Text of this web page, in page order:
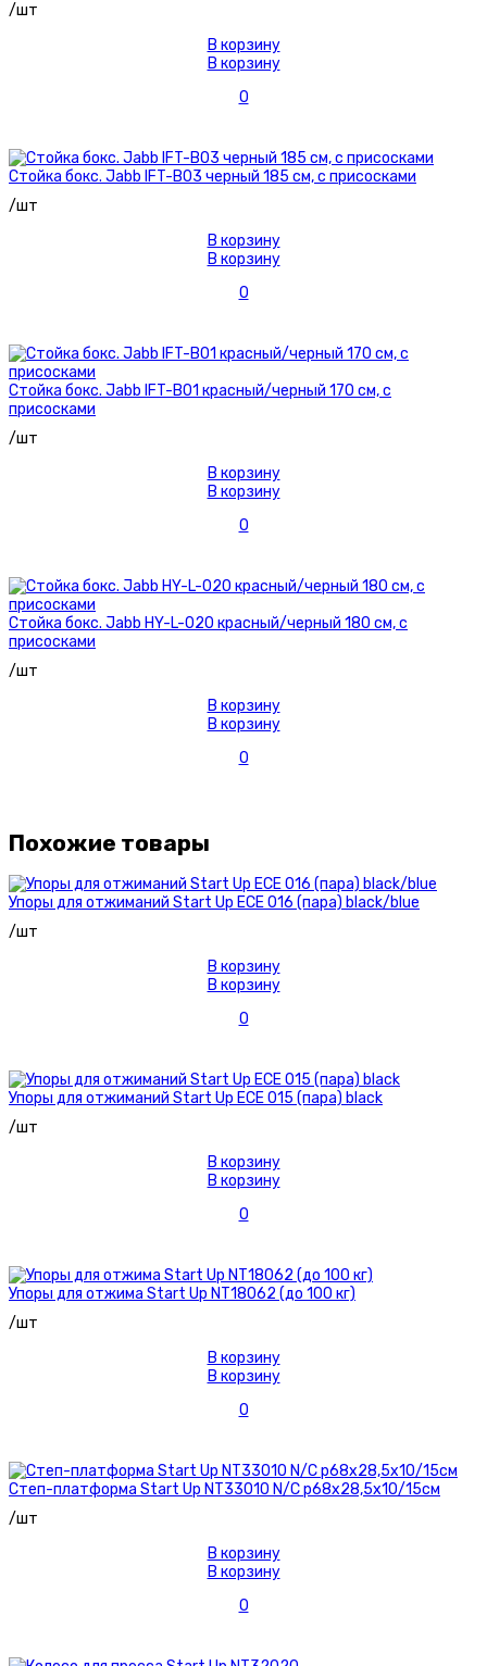
/шт
В корзину
В корзину
0
Стойка бокс. Jabb IFT-B03 черный 185 см, с присосками
/шт
В корзину
В корзину
0
Стойка бокс. Jabb IFT-B01 красный/черный 170 см, с
присосками
/шт
В корзину
В корзину
0
Стойка бокс. Jabb HY-L-020 красный/черный 180 см, с
присосками
/шт
В корзину
В корзину
0
Похожие товары
Упоры для отжиманий Start Up ECE 016 (пара) black/blue
/шт
В корзину
В корзину
0
Упоры для отжиманий Start Up ECE 015 (пара) black
/шт
В корзину
В корзину
0
Упоры для отжима Start Up NT18062 (до 100 кг)
/шт
В корзину
В корзину
0
Степ-платформа Start Up NT33010 N/C р68х28,5х10/15см
/шт
В корзину
В корзину
0